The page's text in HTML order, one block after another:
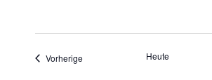
VorherigeVeranstaltungen Heute